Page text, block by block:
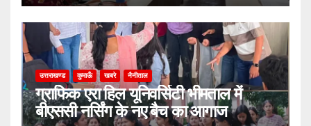
उत्तराखण्ड कुमाऊँ खबरे नैनीताल
ग्राफिक एरा हिल यूनिवर्सिटी भीमताल में
बीएससी नर्सिंग के नए बैच का आगाज